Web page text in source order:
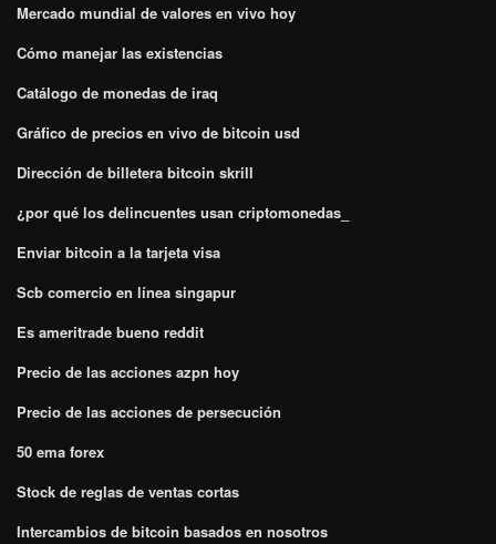
Mercado mundial de valores en vivo hoy
Cómo manejar las existencias
Catálogo de monedas de iraq
Gráfico de precios en vivo de bitcoin usd
Dirección de billetera bitcoin skrill
¿por qué los delincuentes usan criptomonedas_
Enviar bitcoin a la tarjeta visa
Scb comercio en línea singapur
Es ameritrade bueno reddit
Precio de las acciones azpn hoy
Precio de las acciones de persecución
50 ema forex
Stock de reglas de ventas cortas
Intercambios de bitcoin basados ​​en nosotros